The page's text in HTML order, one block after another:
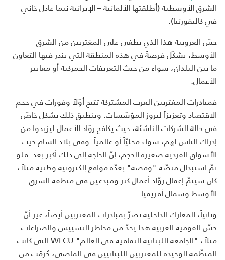
الشرق الأوسطية (أطلقتها الألمانية – الإيرانية نيما عادل خاني
في كاليفورنيا).
حسّ العروبية هذا الذي يطغى على المغتربين من الشرق
الأوسط، يشكّل فرصةً في هذه المنطقة التي يندر فيها التعاون
ما بين البلدان، سواء من حيث التعريفات الجمركية أو معايير
الأعمال.
فمبادرات المغتربين العرب المشتركة تتيح أوّلاً وفوراتٍ في حجم
الاقتصاد وتعزيزاً لبروز المؤسّسات. وينطبق ذلك بشكلٍ خاصّ
في حالة الشركات الناشئة، حيث يكافح روّاد الأعمال ليزيدوا من
إدراك الناس لهم، سواء محليّاً أو عالمياً. وفي بلاد الشام حيث
الأسواق الفردية صغيرة الحجم، إنّ الحاجة إلى ذلك أكبر بعد. فلو
تمّ استبدال منصّة "ومضة" بعدّة مواقع إلكترونية وطنية مثلاً،
كان سيتمّ إغفال روّاد أعمال كثر ومبدعين في منطقة الشرق
الأوسط وشمال أفريقيا.
وثانياً، المعارك الداخلية تضرّ بمبادرات المغتربين أيضاً، غير أنّ
حسّ القومية العربية هذا يحدّ من مخاطر التسييس والصراعات.
مثلاً، "الجامعة اللبنانية الثقافية في العالم" WLCU التي كانت
المنظّمة الوحيدة للمغتربين اللبنانيين في الماضي، حُرمَت من